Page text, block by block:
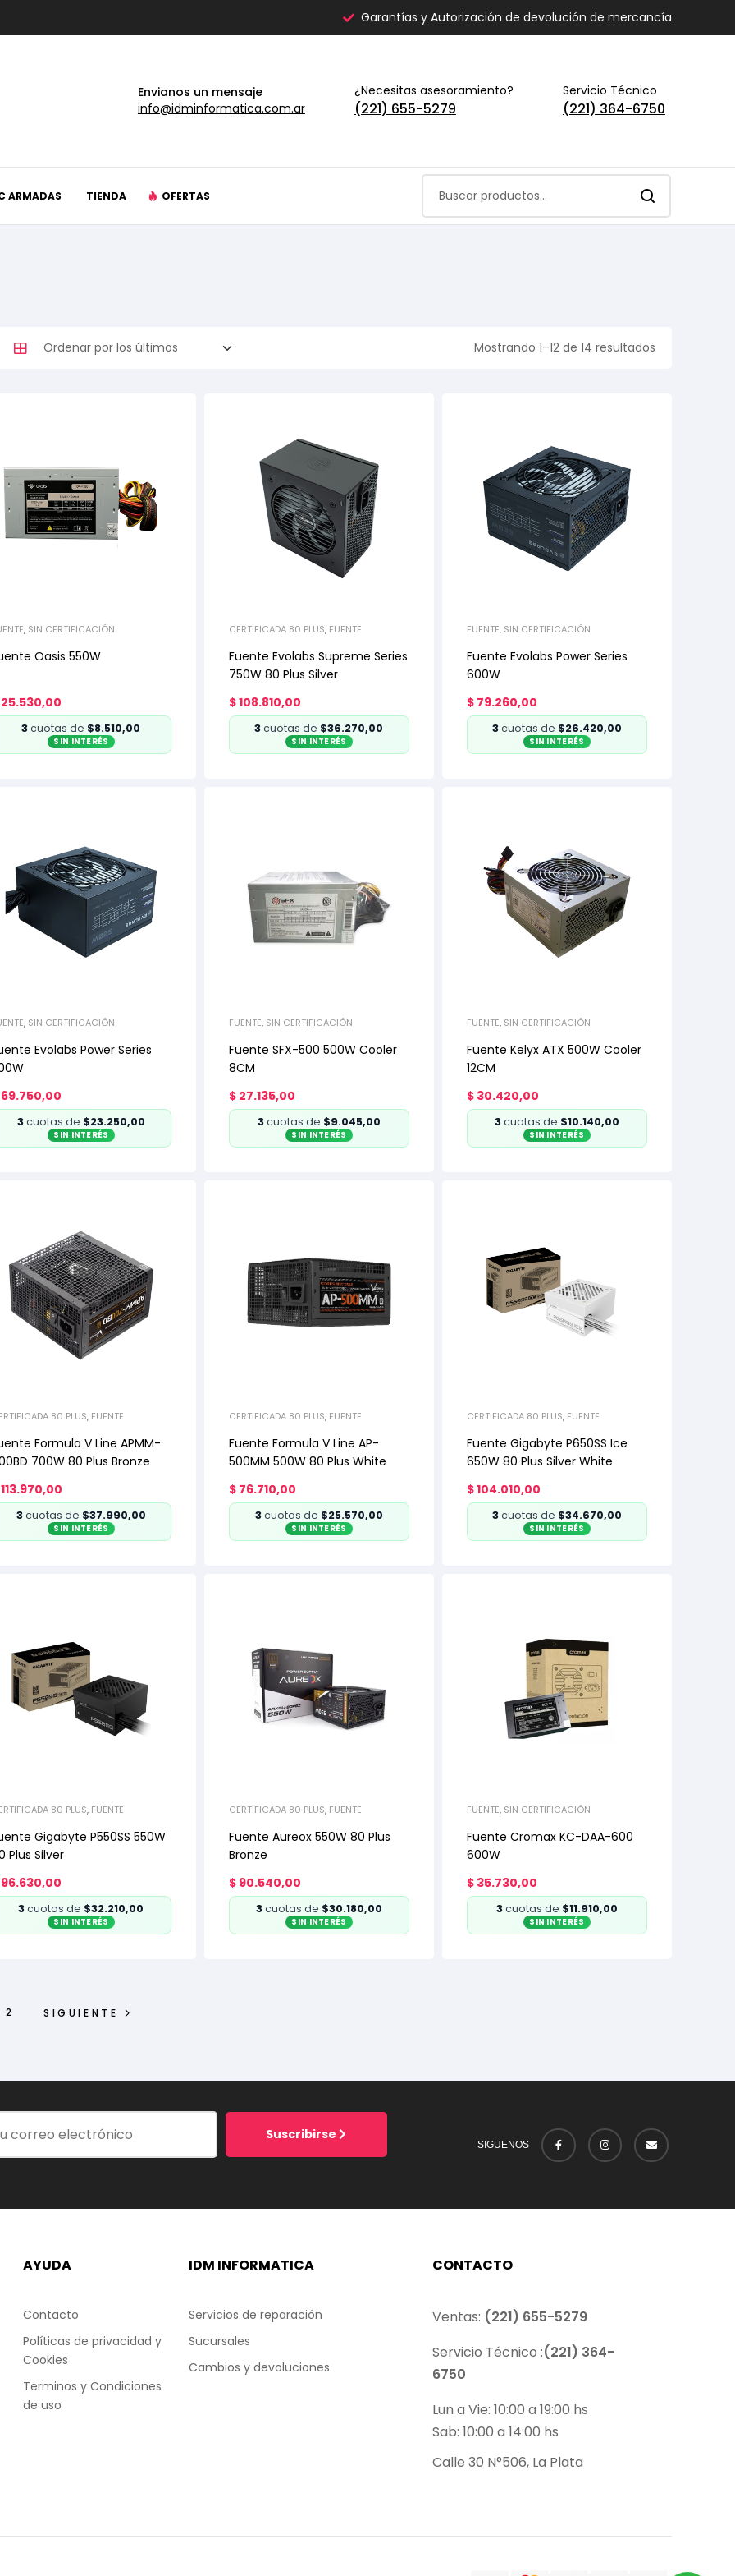
Garantías y Autorización de devolución de mercancía
Envianos un mensaje
info@idminformatica.com.ar
¿Necesitas asesoramiento?
(221) 655-5279
Servicio Técnico
(221) 364-6750
ARMADAS TIENDA OFERTAS
Mostrando 1–12 de 14 resultados
, SIN CERTIFICACIÓN
Oasis 550W
25.530,00
3cuotas de $8.510,00
SIN INTERÉS
CERTIFICADA 80 PLUS, FUENTE
Fuente Evolabs Supreme Series
750W 80 Plus Silver
$108.810,00
3cuotas de $36.270,00
SIN INTERÉS
FUENTE, SIN CERTIFICACIÓN
Fuente Evolabs Power Series
600W
$79.260,00
3cuotas de $26.420,00
SIN INTERÉS
, SIN CERTIFICACIÓN
Evolabs Power Series
69.750,00
3cuotas de $23.250,00
SIN INTERÉS
FUENTE, SIN CERTIFICACIÓN
Fuente SFX-500 500W Cooler
8CM
$27.135,00
3cuotas de $9.045,00
SIN INTERÉS
FUENTE, SIN CERTIFICACIÓN
Fuente Kelyx ATX 500W Cooler
12CM
$30.420,00
3cuotas de $10.140,00
SIN INTERÉS
80 PLUS, FUENTE
Formula V Line APMM-
700W 80 Plus Bronze
113.970,00
3cuotas de $37.990,00
SIN INTERÉS
CERTIFICADA 80 PLUS, FUENTE
Fuente Formula V Line AP-
500MM 500W 80 Plus White
$76.710,00
3cuotas de $25.570,00
SIN INTERÉS
CERTIFICADA 80 PLUS, FUENTE
Fuente Gigabyte P650SS Ice
650W 80 Plus Silver White
$104.010,00
3cuotas de $34.670,00
SIN INTERÉS
80 PLUS, FUENTE
Gigabyte P550SS 550W
Plus Silver
96.630,00
3cuotas de $32.210,00
SIN INTERÉS
CERTIFICADA 80 PLUS, FUENTE
Fuente Aureox 550W 80 Plus
Bronze
$90.540,00
3cuotas de $30.180,00
SIN INTERÉS
FUENTE, SIN CERTIFICACIÓN
Fuente Cromax KC-DAA-600
600W
$35.730,00
3cuotas de $11.910,00
SIN INTERÉS
2 SIGUIENTE
Suscribirse
SIGUENOS
AYUDA
Contacto
Políticas de privacidad y
Cookies
Terminos y Condiciones
de uso
IDM INFORMATICA
Servicios de reparación
Sucursales
Cambios y devoluciones
CONTACTO
Ventas: (221) 655-5279
Servicio Técnico :(221) 364-
6750
Lun a Vie: 10:00 a 19:00 hs
Sab: 10:00 a 14:00 hs
Calle 30 N°506, La Plata